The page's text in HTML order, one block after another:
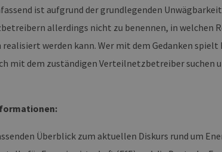
ist aufgrund der grundlegenden
allerdings nicht zu benennen, in welchen
werden kann. Wer mit dem Gedanken
mit dem zuständigen Verteilnetzbetreiber suchen
Überblick zum aktuellen Diskurs rund um